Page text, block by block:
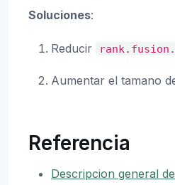
Soluciones:
Reducir
Aumentar el tamano
Referencia
Descripcion general